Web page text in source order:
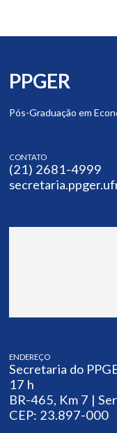
PPGER
Pós-Graduação em
CONTATO
(21) 2681-4999
ENDEREÇO
Secretaria do
17 h
BR-465, Km 7 |
CEP: 23.897-000